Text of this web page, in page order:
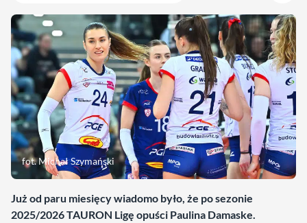
fot. Michał Szymański
Już od paru miesięcy wiadomo było, że po sezonie
2025/2026 TAURON Ligę opuści Paulina Damaske.